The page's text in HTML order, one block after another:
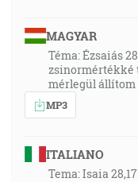
MAGYAR
Téma: Ézsaiás
zsinormértékké
mérlegül állítom
MP3
ITALIANO
Tema: Isaia